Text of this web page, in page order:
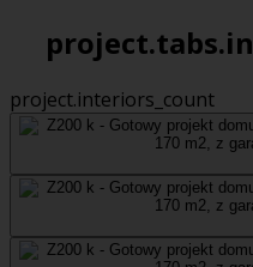
project.interiors_count